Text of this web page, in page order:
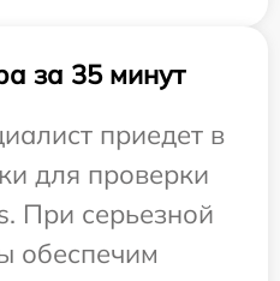
за 35 минут
приедет в
для проверки
При серьезной
обеспечим